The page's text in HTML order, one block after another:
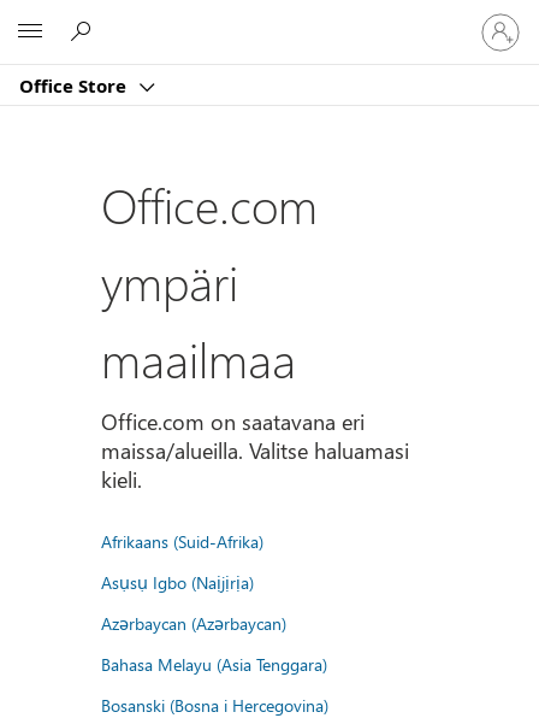
Office Store
sisään
tilille
Office.com
ympäri
maailmaa
Office.com on saatavana eri
maissa/alueilla. Valitse haluamasi
kieli.
Afrikaans (Suid-Afrika)
Asụsụ Igbo (Naịjịrịa)
Azərbaycan (Azərbaycan)
Bahasa Melayu (Asia Tenggara)
Bosanski (Bosna i Hercegovina)